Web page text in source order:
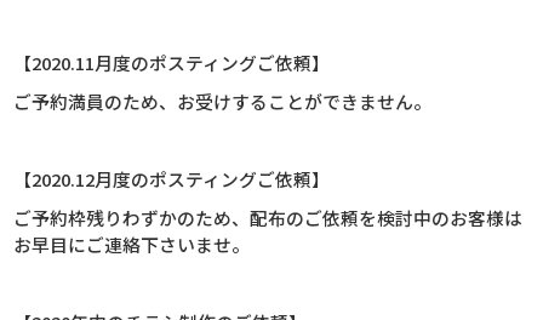
【2020.11月度のポスティングご依頼】
ご予約満員のため、お受けすることができません。
【2020.12月度のポスティングご依頼】
ご予約枠残りわずかのため、配布のご依頼を検討中のお客様は
お早目にご連絡下さいませ。